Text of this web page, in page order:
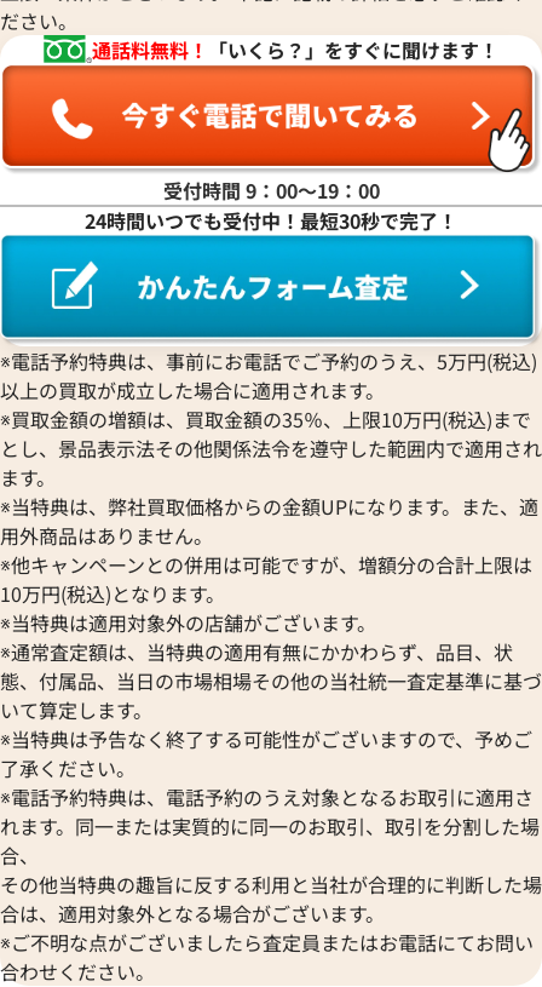
ださい。
通話料無料！
「いくら？」をすぐに聞けます！
受付時間 9：00〜19：00
24時間いつでも受付中！最短30秒で完了！
※電話予約特典は、事前にお電話でご予約のうえ、5万円(税込)
以上の買取が成立した場合に適用されます。
※買取金額の増額は、買取金額の35％、上限10万円(税込)まで
とし、景品表示法その他関係法令を遵守した範囲内で適用され
ます。
※当特典は、弊社買取価格からの金額UPになります。また、適
用外商品はありません。
※他キャンペーンとの併用は可能ですが、増額分の合計上限は
10万円(税込)となります。
※当特典は適用対象外の店舗がございます。
※通常査定額は、当特典の適用有無にかかわらず、品目、状
態、付属品、当日の市場相場その他の当社統一査定基準に基づ
いて算定します。
※当特典は予告なく終了する可能性がございますので、予めご
了承ください。
※電話予約特典は、電話予約のうえ対象となるお取引に適用さ
れます。同一または実質的に同一のお取引、取引を分割した場
合、
その他当特典の趣旨に反する利用と当社が合理的に判断した場
合は、適用対象外となる場合がございます。
※ご不明な点がございましたら査定員またはお電話にてお問い
合わせください。